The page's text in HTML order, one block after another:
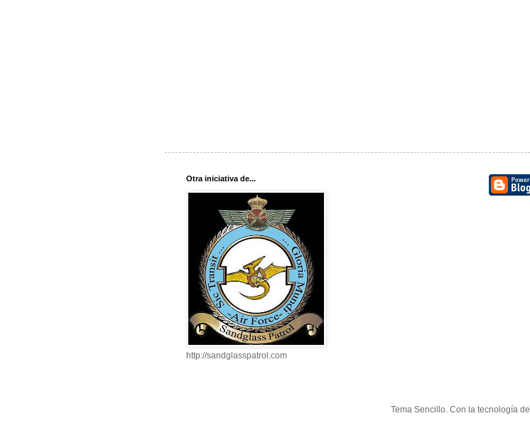
Otra iniciativa de...
http://sandglasspatrol.com
Tema Sencillo. Con la tecnología de